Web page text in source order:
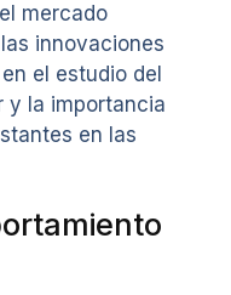
mercado
innovaciones
el estudio del
y la importancia
en las